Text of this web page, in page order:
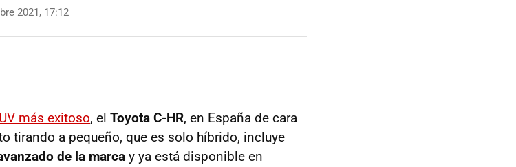
2021, 17:12
más exitoso, el Toyota C-HR, en España de cara
tirando a pequeño, que es solo híbrido, incluye
de la marca y ya está disponible en